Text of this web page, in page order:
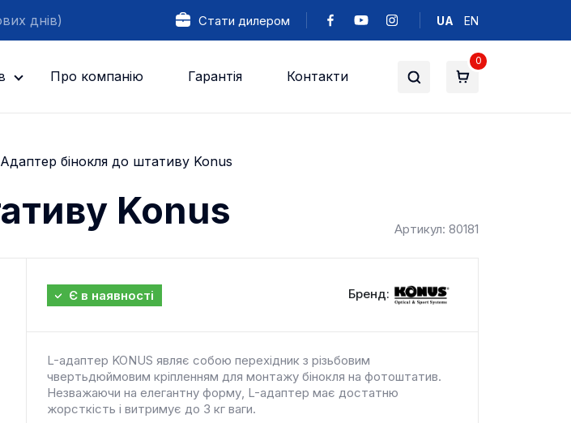
днів) Стати дилером UA EN
Про компанію Гарантія Контакти
0
Адаптер бінокля до штативу Konus
Konus Артикул: 80181
Є в наявності Бренд:
L-адаптер KONUS являє собою перехідник з різьбовим
чвертьдюймовим кріпленням для монтажу бінокля на фотоштатив.
Незважаючи на елегантну форму, L-адаптер має достатню
жорсткість і витримує до 3 кг ваги.